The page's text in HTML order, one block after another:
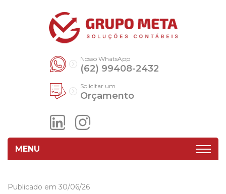
Nosso WhatsApp
(62) 99408-2432
Solicitar um
Orçamento
MENU
Publicado em 30/06/26